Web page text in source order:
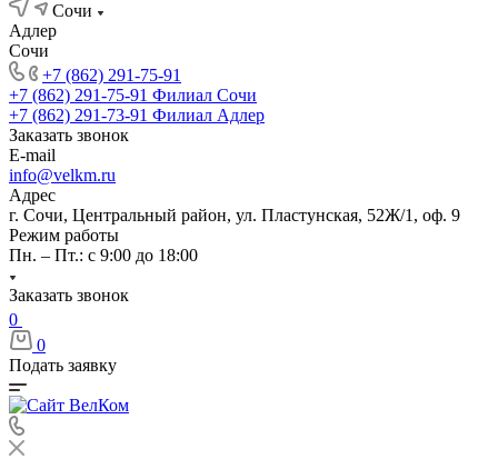
Сочи
Адлер
Сочи
+7 (862) 291-75-91
+7 (862) 291-75-91 Филиал Сочи
+7 (862) 291-73-91 Филиал Адлер
Заказать звонок
E-mail
info@velkm.ru
Адрес
г. Сочи, Центральный район, ул. Пластунская, 52Ж/1, оф. 9
Режим работы
Пн. – Пт.: с 9:00 до 18:00
Заказать звонок
0
0
Подать заявку